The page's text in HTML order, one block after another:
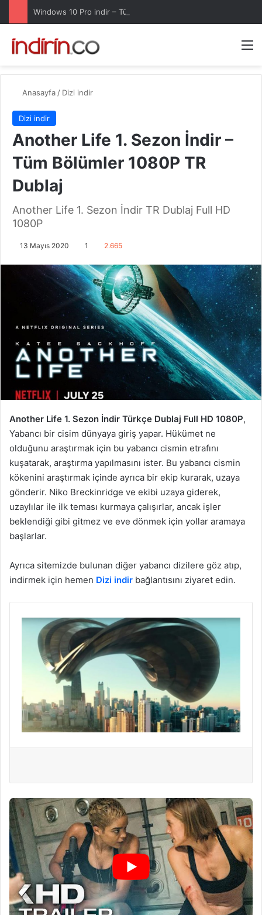
Windows 10 Pro indir – Türkçe – Güncel 2025
Anasayfa / Dizi indir
Dizi indir
Another Life 1. Sezon İndir –
Tüm Bölümler 1080P TR
Dublaj
Another Life 1. Sezon İndir TR Dublaj Full HD
1080P
13 Mayıs 2020 1 2.665
Another Life 1. Sezon İndir Türkçe Dublaj Full HD 1080P,
Yabancı bir cisim dünyaya giriş yapar. Hükümet ne
olduğunu araştırmak için bu yabancı cismin etrafını
kuşatarak, araştırma yapılmasını ister. Bu yabancı cismin
kökenini araştırmak içinde ayrıca bir ekip kurarak, uzaya
gönderir. Niko Breckinridge ve ekibi uzaya giderek,
uzaylılar ile ilk teması kurmaya çalışırlar, ancak işler
beklendiği gibi gitmez ve eve dönmek için yollar aramaya
başlarlar.
Ayrıca sitemizde bulunan diğer yabancı dizilere göz atıp,
indirmek için hemen Dizi indir bağlantısını ziyaret edin.